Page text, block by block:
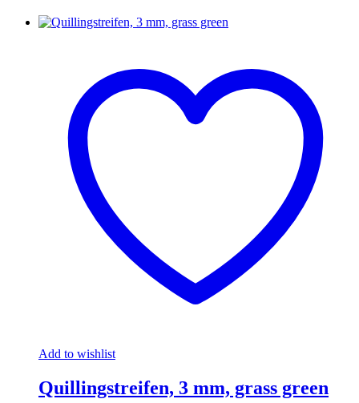
Add to wishlist
Quillingstreifen, 3 mm, grass green